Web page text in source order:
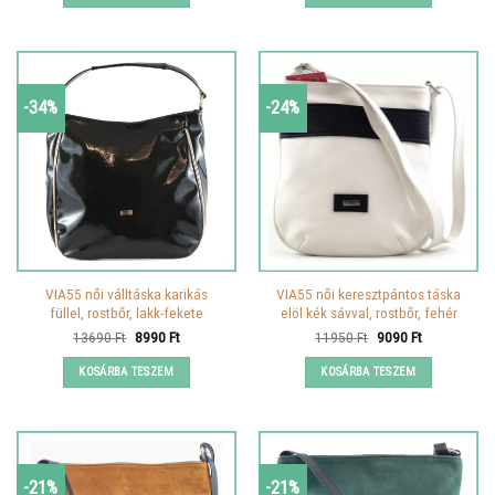
-34%
VIA55 női válltáska karikás
füllel, rostbőr, lakk-fekete
13690Ft Original
was:
13690 Ft.
8990FtCurrent
KOSÁRBA TESZEM
-24%
VIA55 női keresztpántos táska
elöl kék sávval, rostbőr, fehér
11950Ft Original
was:
11950 Ft.
9090FtCurrent
KOSÁRBA TESZEM
-21% -21%